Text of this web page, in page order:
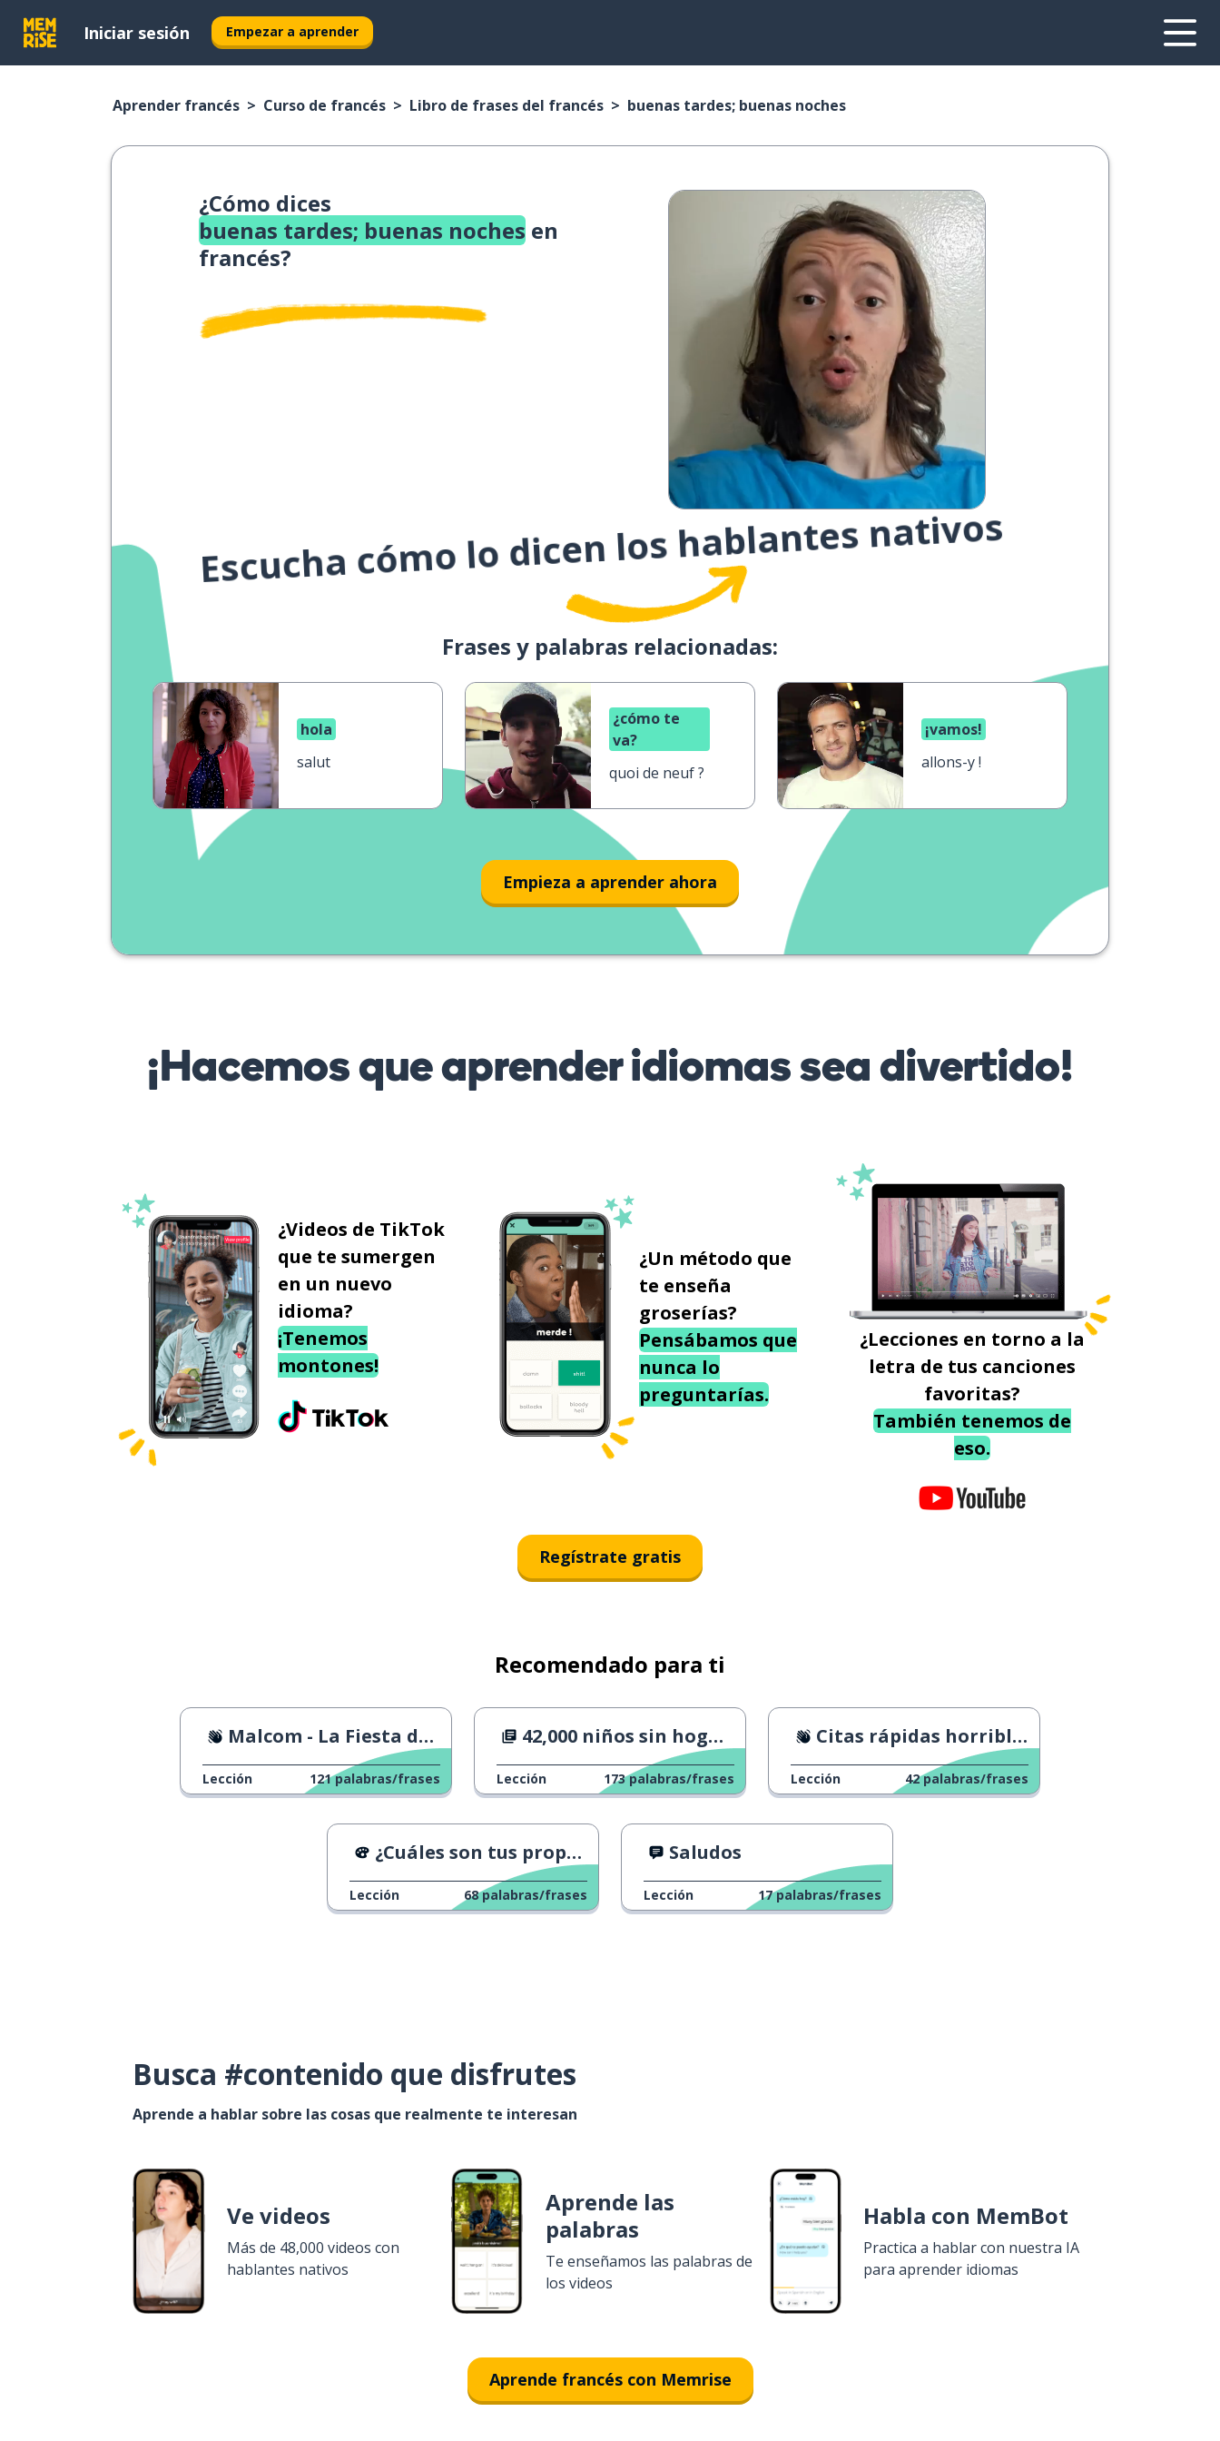
Iniciar sesión Empezar a aprender
Aprender francés Curso de francés Libro de frases del francés buenas tardes; buenas noches
¿Cómo dices
buenas tardes; buenas noches en
francés?
Escucha cómo lo dicen los hablantes nativos
Frases y palabras relacionadas:
hola
salut
¿cómo te
va?
quoi de neuf ?
¡vamos!
allons-y !
Empieza a aprender ahora
¡Hacemos que aprender idiomas sea divertido!
¿Videos de TikTok
que te sumergen
en un nuevo
idioma?
¡Tenemos
montones!
¿Un método que
te enseña
groserías?
Pensábamos que
nunca lo
preguntarías.
¿Lecciones en torno a la
letra de tus canciones
favoritas?
También tenemos de
eso.
Regístrate gratis
Recomendado para ti
Malcom - La Fiesta de Cumpleaños
Lección 121 palabras/frases
42,000 niños sin hogar en Francia
Lección 173 palabras/frases
Citas rápidas horribles
Lección 42 palabras/frases
¿Cuáles son tus propósitos?
Lección 68 palabras/frases
Saludos
Lección 17 palabras/frases
Busca #contenido que disfrutes
Aprende a hablar sobre las cosas que realmente te interesan
Ve videos
Más de 48,000 videos con
hablantes nativos
Aprende las
palabras
Te enseñamos las palabras de
los videos
Habla con MemBot
Practica a hablar con nuestra IA
para aprender idiomas
Aprende francés con Memrise